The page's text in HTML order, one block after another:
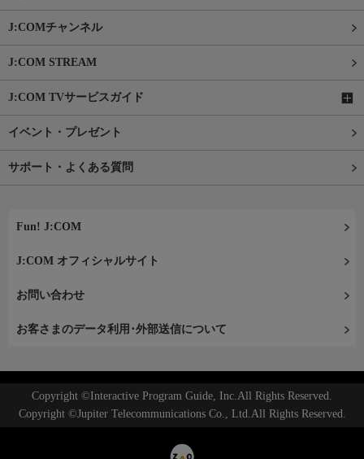
J:COMチャンネル
J:COM STREAM
J:COM TVサービスガイド
イベント・プレゼント
サポート・よくある質問
Fun! J:COM
J:COM オフィシャルサイト
お問い合わせ
お客さまのデータ利用･外部送信について
Copyright ©Interactive Program Guide, Inc.All Rights Reserved.
Copyright ©Jupiter Telecommunications Co., Ltd.All Rights Reserved.